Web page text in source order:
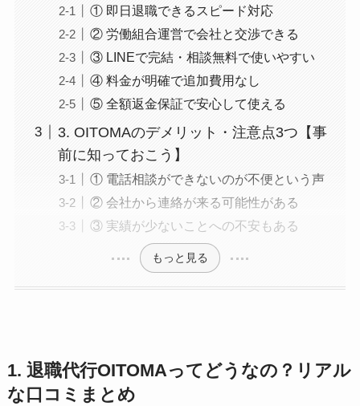
① 即日退職できるスピード対応
② 労働組合運営で会社と交渉できる
③ LINEで完結・相談無料で使いやすい
④ 料金が明確で追加費用なし
⑤ 全額返金保証で安心して使える
3. OITOMAのデメリット・注意点3つ【事
前に知っておこう】
① 電話相談ができないのが不便という声
② 会社から連絡が来る可能性がある
③ 実績が少ないことへの不安もある
もっと見る
1. 退職代行OITOMAってどうなの？リアル
な口コミまとめ